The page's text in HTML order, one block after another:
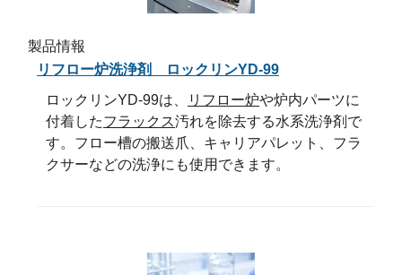
製品情報
リフロー炉洗浄剤 ロックリンYD-99
ロックリンYD-99は、
リフロー炉や炉内パーツに
付着したフラックス汚れを除去する水系洗浄剤で
す。フロー槽の搬送爪、キャリアパレット、フラ
クサーなどの洗浄にも使用できます。